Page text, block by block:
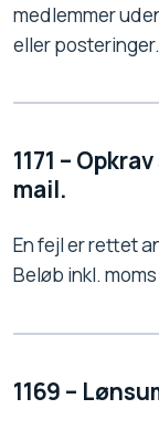
medlemmer
eller posteringer.
1171 –
mail.
En fejl er rettet
Beløb inkl.
1169 –